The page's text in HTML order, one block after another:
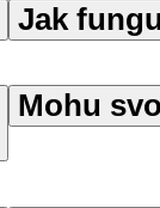
Jak
Mohu